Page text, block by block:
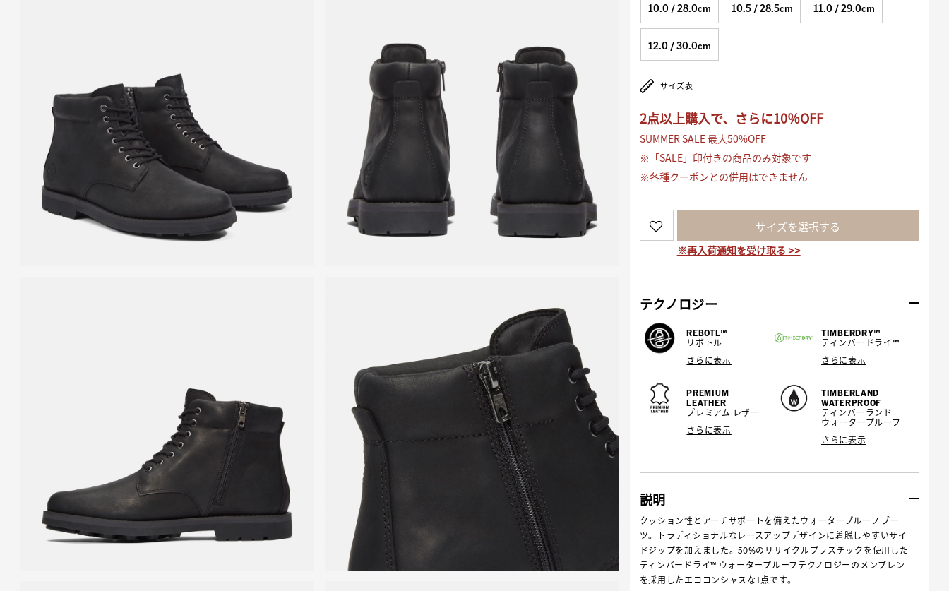
10.0 / 28.0cm 10.5 / 28.5cm 11.0 / 29.0cm
12.0 / 30.0cm
サイズ表
2点以上購入で、さらに10％OFF
SUMMER SALE 最大50%OFF
※「SALE」印付きの商品のみ対象です
※各種クーポンとの併用はできません
サイズを選択する
※再入荷通知を受け取る >>
テクノロジー
REBOTL™
リボトル
さらに表示
TIMBERDRY™
ティンバードライ™
さらに表示
PREMIUM
LEATHER
プレミアム レザー
さらに表示
TIMBERLAND
WATERPROOF
ティンバーランド
ウォータープルーフ
さらに表示
説明
クッション性とアーチサポートを備えたウォータープルーフ ブー
ツ。トラディショナルなレースアップデザインに着脱しやすいサイ
ドジップを加えました。50%のリサイクルプラスチックを使用した
ティンバードライ™ ウォータープルーフテクノロジーのメンブレン
を採用したエココンシャスな1点です。